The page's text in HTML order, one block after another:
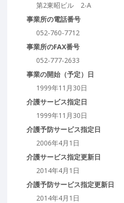
第2東昭ビル 2-A
事業所の電話番号
052-760-7712
事業所のFAX番号
052-777-2633
事業の開始（予定）日
1999年11月30日
介護サービス指定日
1999年11月30日
介護予防サービス指定日
2006年4月1日
介護サービス指定更新日
2014年4月1日
介護予防サービス指定更新日
2014年4月1日